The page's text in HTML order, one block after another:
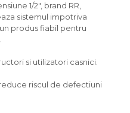
1/2", brand RR,
sistemul impotriva
produs fiabil pentru
si utilizatori casnici.
riscul de defectiuni